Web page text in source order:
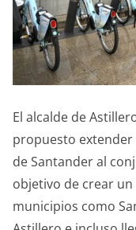
El alcalde de
propuesto
de Santander al
objetivo de crear
municipios como